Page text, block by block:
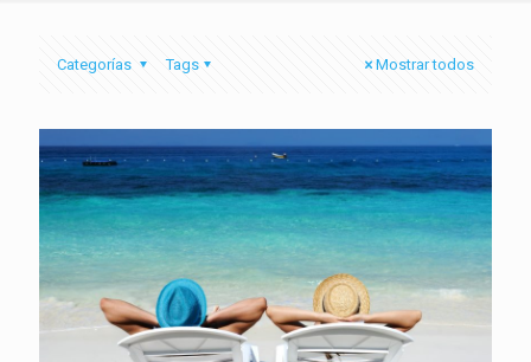
Categorías Tags Mostrar todos